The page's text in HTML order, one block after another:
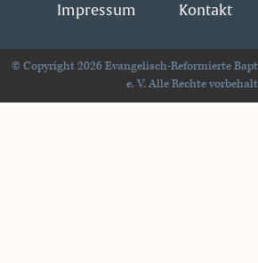
Impressum Kontakt
© Copyright 2026 Evangelisch-Reformierte
e. V. Alle Rechte